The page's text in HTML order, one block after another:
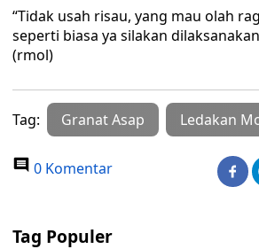
“Tidak usah risau, yang mau olah
seperti biasa ya silakan
(rmol)
Tag: Granat Asap Ledakan
0 Komentar
Tag Populer